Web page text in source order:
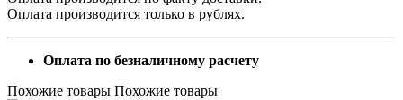
Оплата производится только в рублях.
Оплата по безналичному расчету
Похожие товары Похожие товары